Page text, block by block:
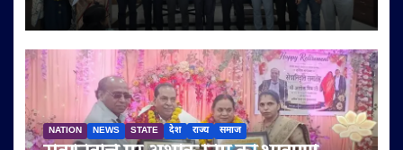
NATION NEWS STATE देश राज्य समाज